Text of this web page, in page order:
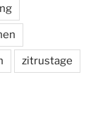
zitrustage